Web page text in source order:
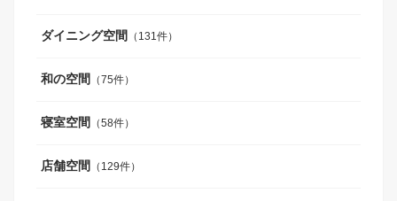
ダイニング空間 （131件）
和の空間 （75件）
寝室空間 （58件）
店舗空間 （129件）